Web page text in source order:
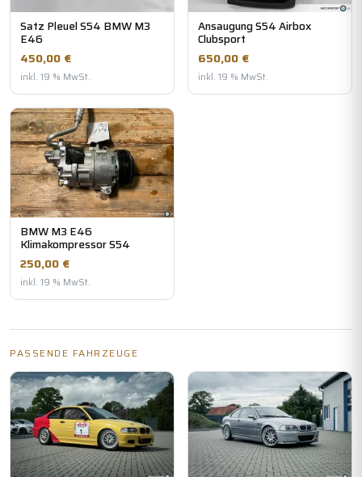
Satz Pleuel S54 BMW M3
E46
450,00 €
inkl. 19 % MwSt.
Ansaugung S54 Airbox
Clubsport
650,00 €
inkl. 19 % MwSt.
BMW M3 E46
Klimakompressor S54
250,00 €
inkl. 19 % MwSt.
PASSENDE FAHRZEUGE